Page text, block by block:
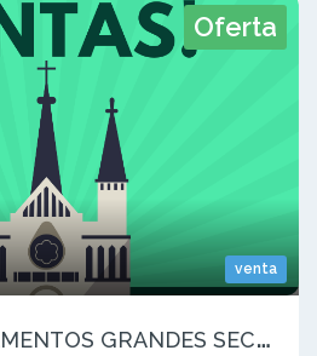
Oferta
venta
N
UEVOS APARTAMENTOS GRANDES SECTOR EL CABLE/ESTADIO MANIZALES EN VENTA